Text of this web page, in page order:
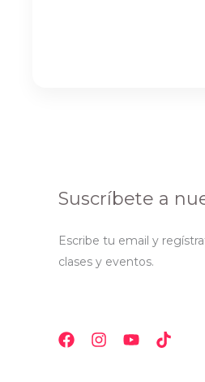
Suscríbete a
Escribe tu email y
clases y eventos.